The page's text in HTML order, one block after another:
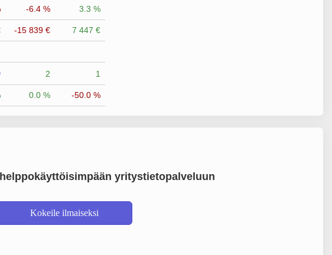
-6.4 % 3.3 %
-15 839 € 7 447 €
2 1
0.0 % -50.0 %
yritystietopalveluun
Kokeile ilmaiseksi